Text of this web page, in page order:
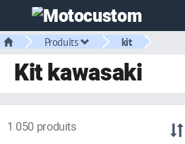
Produits kit
Kit kawasaki
1 050 produits